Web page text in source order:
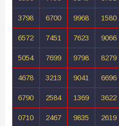
3798 6700 9968 1580
6572 7451 7623 9066
5054 7699 9798 8279
4678 3213 9041 6696
6790 2584 1369 3622
0710 2467 9835 2619